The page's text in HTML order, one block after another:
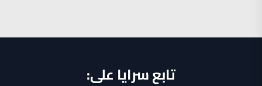
تابع سرايا على: